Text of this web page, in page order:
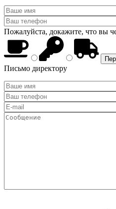
Пожалуйста, докажите, что вы
Письмо директору